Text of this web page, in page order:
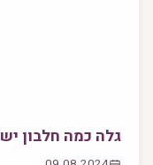
גלה כמה חלבון